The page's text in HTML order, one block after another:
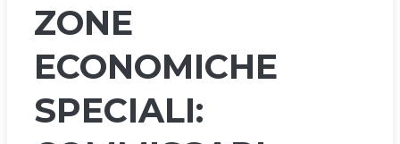
ZONE
ECONOMICHE
SPECIALI: